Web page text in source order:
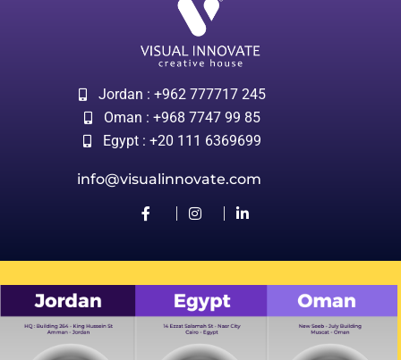
Jordan : +962 777717 245
Oman : +968 7747 99 85
Egypt : +20 111 6369699
info@visualinnovate.com